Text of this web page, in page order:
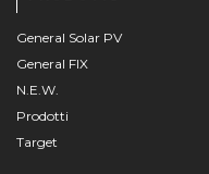
General Solar PV
General FIX
N.E.W.
Prodotti
Target